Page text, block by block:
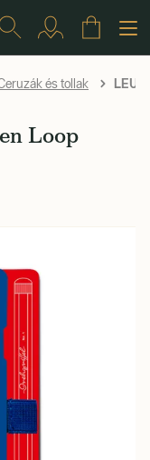
és tollak
Loop